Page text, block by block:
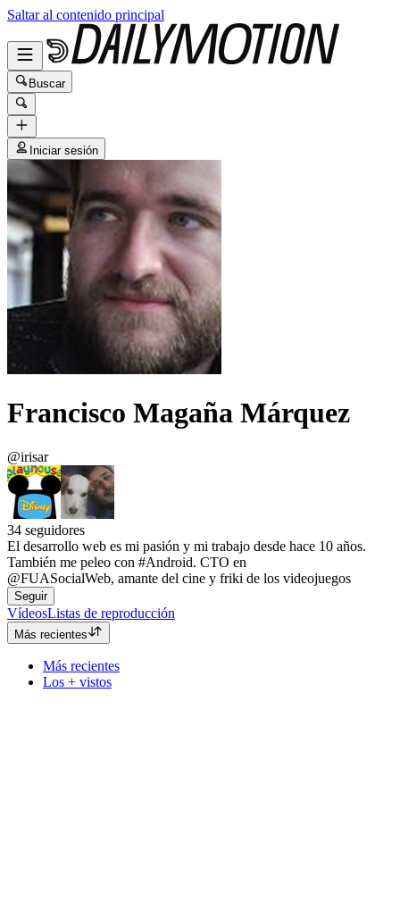
Saltar al contenido principal
Buscar
Iniciar sesión
Francisco Magaña Márquez
@irisar
34 seguidores
El desarrollo web es mi pasión y mi trabajo desde hace 10 años.
También me peleo con #Android. CTO en
@FUASocialWeb, amante del cine y friki de los videojuegos
Seguir
VídeosListas de reproducción
Más recientes
Más recientes
Los + vistos